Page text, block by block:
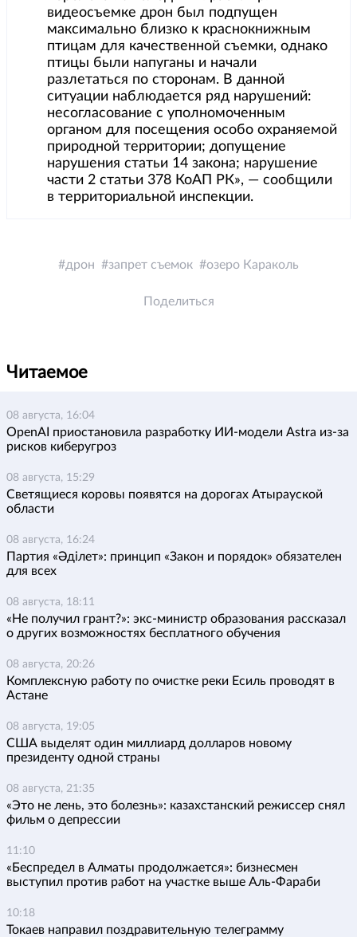
видеосъемке дрон был подпущен
максимально близко к краснокнижным
птицам для качественной съемки, однако
птицы были напуганы и начали
разлетаться по сторонам. В данной
ситуации наблюдается ряд нарушений:
несогласование с уполномоченным
органом для посещения особо охраняемой
природной территории; допущение
нарушения статьи 14 закона; нарушение
части 2 статьи 378 КоАП РК», — сообщили
в территориальной инспекции.
дрон запрет съемок озеро Караколь
Поделиться
Читаемое
08 августа, 16:04
OpenAI приостановила разработку ИИ-модели Astra из-за
рисков киберугроз
08 августа, 15:29
Светящиеся коровы появятся на дорогах Атырауской
области
08 августа, 16:24
Партия «Әділет»: принцип «Закон и порядок» обязателен
для всех
08 августа, 18:11
«Не получил грант?»: экс-министр образования рассказал
о других возможностях бесплатного обучения
08 августа, 20:26
Комплексную работу по очистке реки Есиль проводят в
Астане
08 августа, 19:05
США выделят один миллиард долларов новому
президенту одной страны
08 августа, 21:35
«Это не лень, это болезнь»: казахстанский режиссер снял
фильм о депрессии
11:10
«Беспредел в Алматы продолжается»: бизнесмен
выступил против работ на участке выше Аль-Фараби
10:18
Токаев направил поздравительную телеграмму